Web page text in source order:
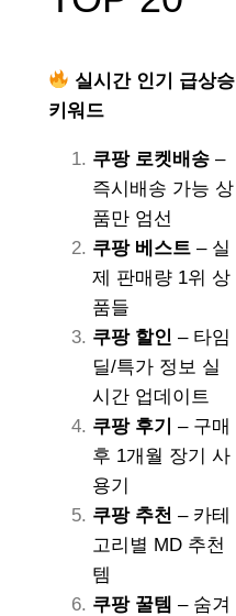
실시간 인기 급상승
키워드
쿠팡 로켓배송 –
즉시배송 가능 상
품만 엄선
쿠팡 베스트 – 실
제 판매량 1위 상
품들
쿠팡 할인 – 타임
딜/특가 정보 실
시간 업데이트
쿠팡 후기
– 구매
후 1개월 장기 사
용기
쿠팡 추천 – 카테
고리별 MD 추천
템
쿠팡 꿀템 – 숨겨